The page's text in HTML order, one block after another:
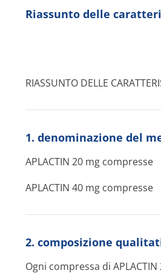
Riassunto delle
RIASSUNTO DELLE
1. denominazione del
APLACTIN 20 mg compresse
APLACTIN 40 mg compresse
2. composizione
Ogni compressa di